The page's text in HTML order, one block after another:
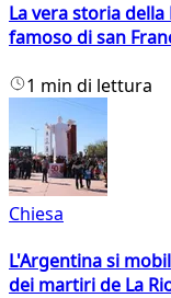
La vera storia
famoso di san
1 min di lettura
Chiesa
L'Argentina si
dei martiri de La